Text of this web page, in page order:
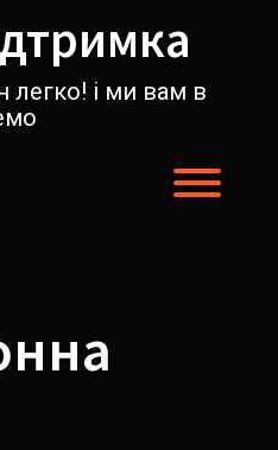
легко! і ми вам в